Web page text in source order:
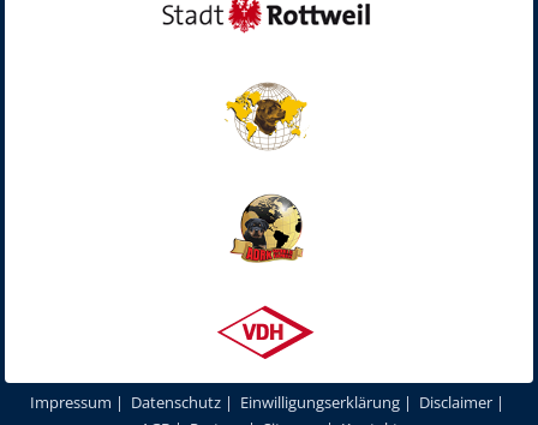
Impressum | Datenschutz | Einwilligungserklärung | Disclaimer |